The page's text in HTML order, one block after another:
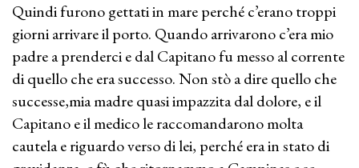
Quindi furono gettati in mare perché c’erano troppi
giorni arrivare il porto. Quando arrivarono c’era mio
padre a prenderci e dal Capitano fu messo al corrente
di quello che era successo. Non stò a dire quello che
successe,mia madre quasi impazzita dal dolore, e il
Capitano e il medico le raccomandarono molta
cautela e riguardo verso di lei, perché era in stato di